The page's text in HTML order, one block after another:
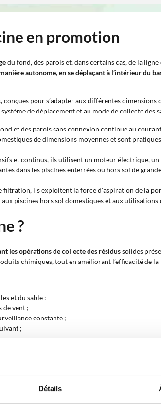
Détails
en promotion
du fond, des parois et, dans certains cas, de la ligne
autonome, en se déplaçant à l’intérieur du
conçues pour s’adapter aux différentes
de déplacement et au mode de collecte des
et des parois sans connexion continue au
de dimensions moyennes et sont
et continus, ils utilisent un moteur électrique,
dans les piscines enterrées ou hors sol de
filtration, ils exploitent la force d’aspiration de la
piscines hors sol domestiques et aux utilisations
?
les opérations de collecte des résidussolides
chimiques, tout en améliorant l’efficacité de la
et du sable ;
de vent ;
constante ;
;
simplicité d’emploi et aux modèles les plus
piscine ?